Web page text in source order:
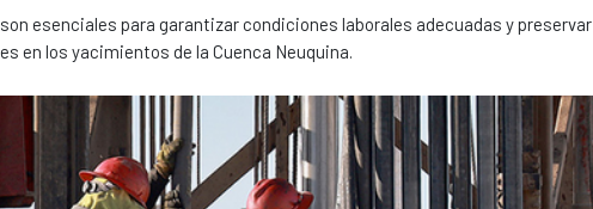
esenciales para garantizar condiciones laborales adecuadas y
en los yacimientos de la Cuenca Neuquina.